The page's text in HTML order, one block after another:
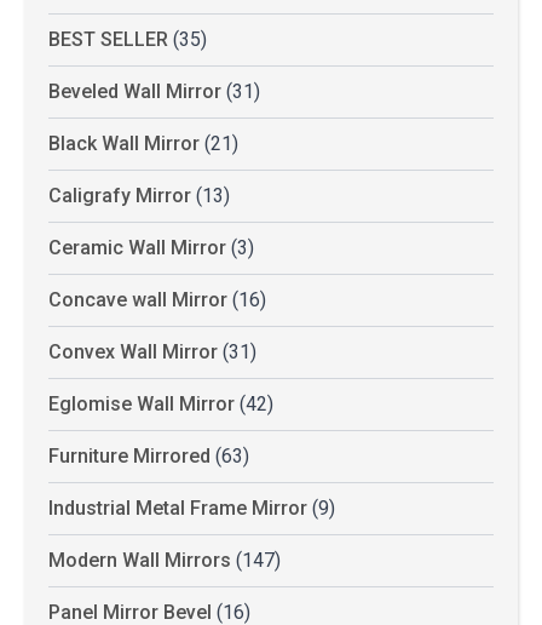
BEST SELLER (35)
Beveled Wall Mirror (31)
Black Wall Mirror (21)
Caligrafy Mirror (13)
Ceramic Wall Mirror (3)
Concave wall Mirror (16)
Convex Wall Mirror (31)
Eglomise Wall Mirror (42)
Furniture Mirrored (63)
Industrial Metal Frame Mirror (9)
Modern Wall Mirrors (147)
Panel Mirror Bevel (16)